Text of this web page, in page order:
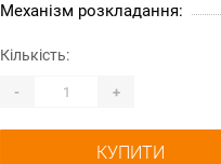
Механізм розкладання:
Кількість:
- +
КУПИТИ